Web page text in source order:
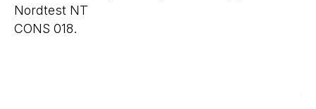
Nordtest NT
CONS 018.